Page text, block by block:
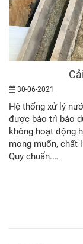
30-06-2021
Hệ thống xử lý
được bảo trì bảo
không hoạt động
mong muốn, chất
Quy chuẩn.…